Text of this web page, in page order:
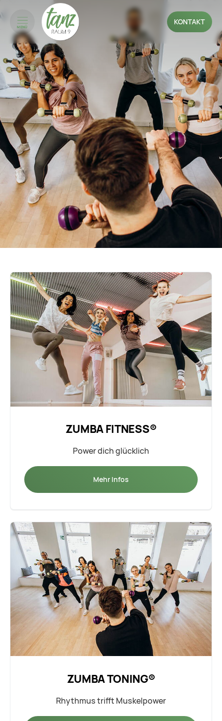
MENÜ
KONTAKT
ZUMBA FITNESS®
Power dich glücklich
Mehr Infos
ZUMBA TONING®
Rhythmus trifft Muskelpower